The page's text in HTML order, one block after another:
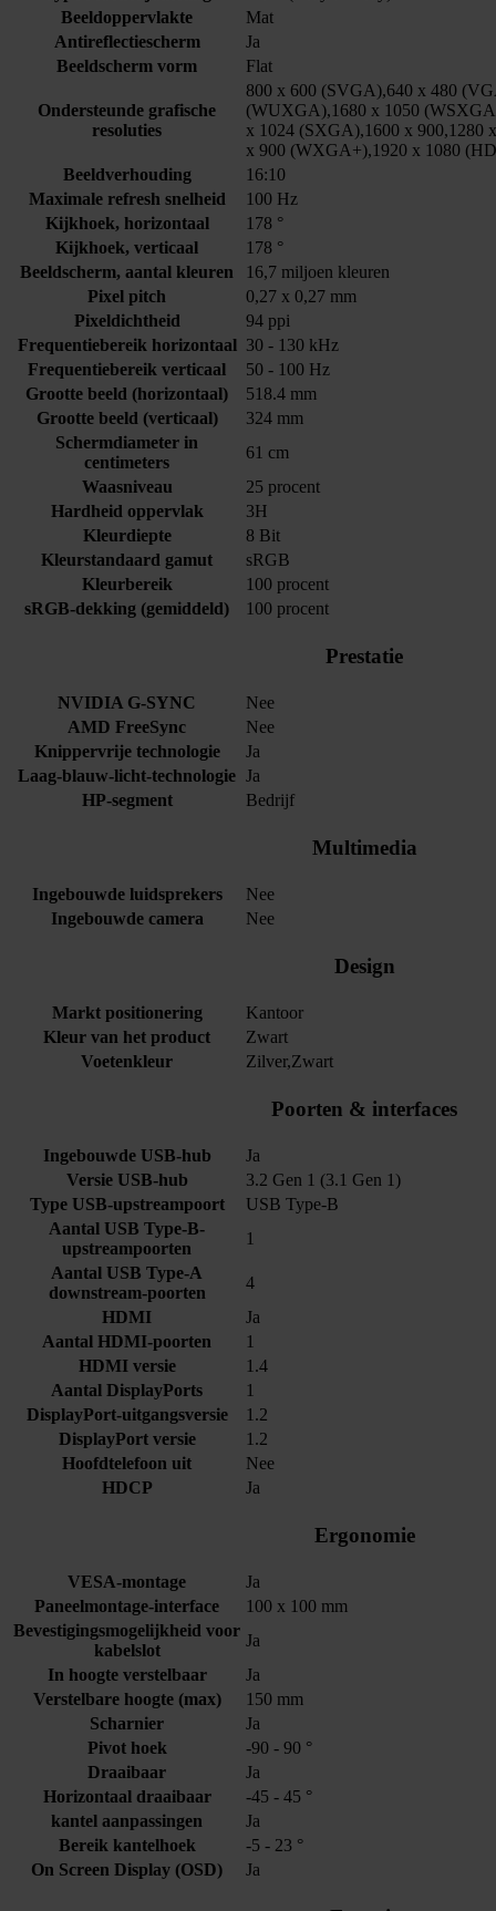
Beeldoppervlakte
Mat
Antireflectiescherm
Ja
Beeldscherm vorm
Flat
Ondersteunde grafische
resoluties
800 x 600 (SVGA),640 x 480
(WUXGA),1680 x 1050
x 1024 (SXGA),1600 x 900,1280
x 900 (WXGA+),1920 x 1080
Beeldverhouding
16:10
Maximale refresh snelheid
100 Hz
Kijkhoek, horizontaal
178 °
Kijkhoek, verticaal
178 °
Beeldscherm, aantal kleuren
16,7 miljoen kleuren
Pixel pitch
0,27 x 0,27 mm
Pixeldichtheid
94 ppi
Frequentiebereik horizontaal 30 - 130 kHz
Frequentiebereik verticaal
50 - 100 Hz
Grootte beeld (horizontaal)
518.4 mm
Grootte beeld (verticaal)
324 mm
Schermdiameter in
centimeters
61 cm
Waasniveau
25 procent
Hardheid oppervlak
3H
Kleurdiepte
8 Bit
Kleurstandaard gamut
sRGB
Kleurbereik
100 procent
sRGB-dekking (gemiddeld)
100 procent
Prestatie
NVIDIA G-SYNC
Nee
AMD FreeSync
Nee
Knippervrije technologie
Ja
Laag-blauw-licht-technologie Ja
HP-segment
Bedrijf
Multimedia
Ingebouwde luidsprekers
Nee
Ingebouwde camera
Nee
Design
Markt positionering
Kantoor
Kleur van het product
Zwart
Voetenkleur
Zilver,Zwart
Poorten & interfaces
Ingebouwde USB-hub
Ja
Versie USB-hub
3.2 Gen 1 (3.1 Gen 1)
Type USB-upstreampoort
USB Type-B
Aantal USB Type-B-
upstreampoorten
1
Aantal USB Type-A
downstream-poorten
4
HDMI
Ja
Aantal HDMI-poorten
1
HDMI versie
1.4
Aantal DisplayPorts
1
DisplayPort-uitgangsversie
1.2
DisplayPort versie
1.2
Hoofdtelefoon uit
Nee
HDCP
Ja
Ergonomie
VESA-montage
Ja
Paneelmontage-interface
100 x 100 mm
Bevestigingsmogelijkheid voor
kabelslot
Ja
In hoogte verstelbaar
Ja
Verstelbare hoogte (max)
150 mm
Scharnier
Ja
Pivot hoek
-90 - 90 °
Draaibaar
Ja
Horizontaal draaibaar
-45 - 45 °
kantel aanpassingen
Ja
Bereik kantelhoek
-5 - 23 °
On Screen Display (OSD)
Ja